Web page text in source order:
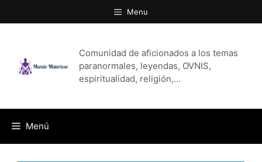
al
Menu
Comunidad de aficionados a los temas
paranormales, leyendas, OVNIS,
espiritualidad, religión,…
Menú